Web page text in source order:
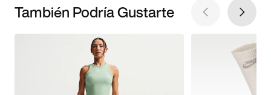
También Podría Gustarte